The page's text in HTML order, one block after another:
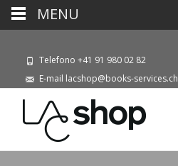
Telefono +41 91 980 02 82
E-mail lacshop@books-services.ch
MENU